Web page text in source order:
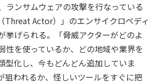
ランサムウェアの攻撃を行なっている
Threat Actor）」のエンサイクロペディ
挙げられる。「脅威アクターがどのよ
性を使っているか、どの地域や業界を
型化し、今もどんどん追加していま
狙われるか、怪しいツールをすぐに把